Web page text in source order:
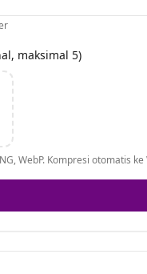
maksimal 5)
WebP. Kompresi otomatis